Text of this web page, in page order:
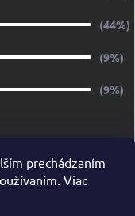
prechádzaním
Viac
(44%)
(9%)
(9%)
www.taxisluzba.com